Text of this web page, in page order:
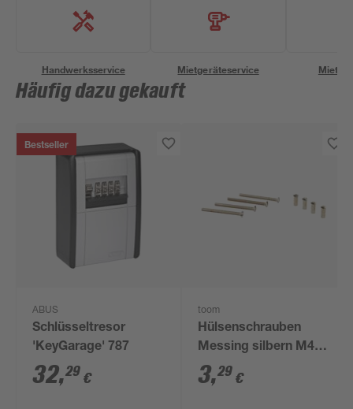
Handwerksservice Mietgeräteservice
Häufig dazu gekauft
Bestseller
ABUS
Schlüsseltresor
'KeyGarage' 787
32,29 €
toom
Hülsenschrauben
Messing silbern M4 x
5,5 - 6 cm 4 Stück
3,29 €